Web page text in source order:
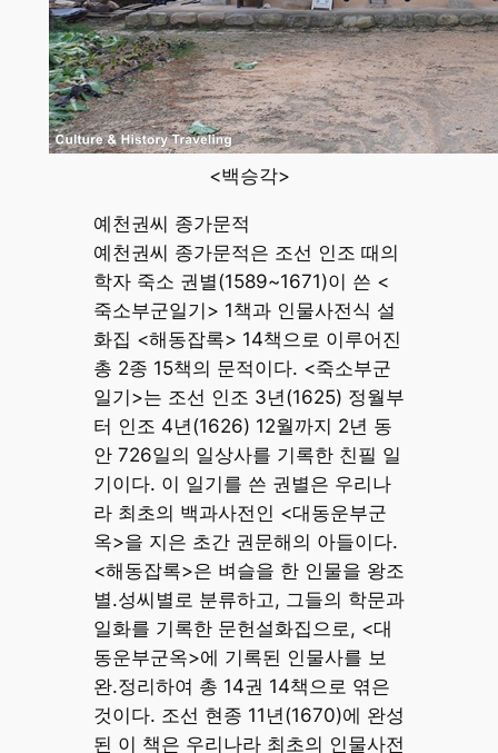
<백승각>
예천권씨 종가문적
예천권씨 종가문적은 조선 인조 때의
학자 죽소 권별(1589~1671)이 쓴 <
죽소부군일기> 1책과 인물사전식 설
화집 <해동잡록> 14책으로 이루어진
총 2종 15책의 문적이다. <죽소부군
일기>는 조선 인조 3년(1625) 정월부
터 인조 4년(1626) 12월까지 2년 동
안 726일의 일상사를 기록한 친필 일
기이다. 이 일기를 쓴 권별은 우리나
라 최초의 백과사전인 <대동운부군
옥>을 지은 초간 권문해의 아들이다.
<해동잡록>은 벼슬을 한 인물을 왕조
별.성씨별로 분류하고, 그들의 학문과
일화를 기록한 문헌설화집으로, <대
동운부군옥>에 기록된 인물사를 보
완.정리하여 총 14권 14책으로 엮은
것이다. 조선 현종 11년(1670)에 완성
된 이 책은 우리나라 최초의 인물사전